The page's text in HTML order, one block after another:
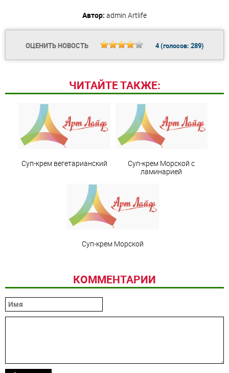
Автор: admin Artlife
ОЦЕНИТЬ НОВОСТЬ 4(голосов: 289)
ЧИТАЙТЕ ТАКЖЕ:
Суп-крем вегетарианский
Суп-крем Морской с
ламинарией
Суп-крем Морской
КОММЕНТАРИИ